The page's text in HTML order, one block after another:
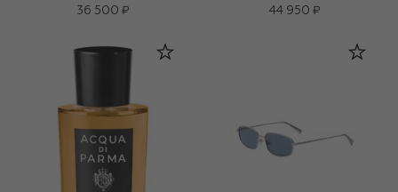
36 500 ₽
44 950 ₽